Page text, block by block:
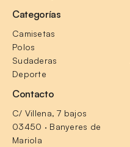
Categorías
Camisetas
Polos
Sudaderas
Deporte
Contacto
C/ Villena, 7 bajos
03450 · Banyeres de
Mariola